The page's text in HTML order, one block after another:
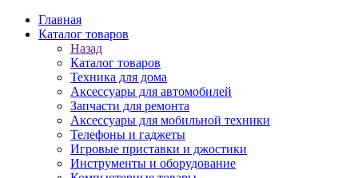
Главная
Каталог товаров
Назад
Каталог товаров
Техника для дома
Аксессуары для автомобилей
Запчасти для ремонта
Аксессуары для мобильной техники
Телефоны и гаджеты
Игровые приставки и джостики
Инструменты и оборудование